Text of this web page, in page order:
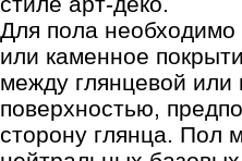
Для пола необходимо
или каменное
между глянцевой или
поверхностью,
сторону глянца. Пол